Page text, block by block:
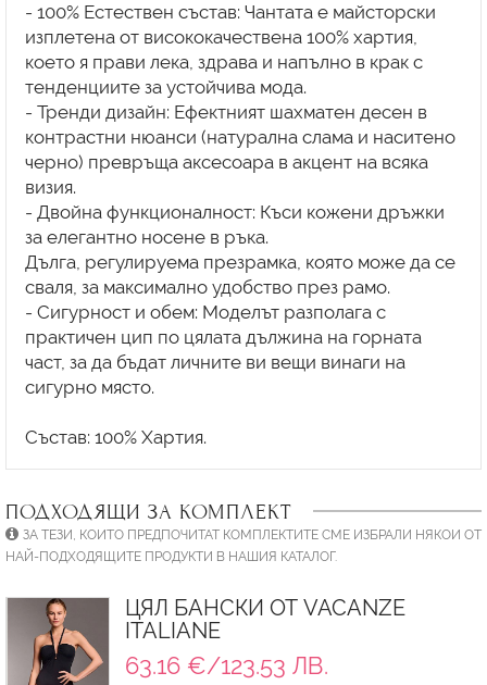
- 100% Естествен състав: Чантата е майсторски
изплетена от висококачествена 100% хартия,
което я прави лека, здрава и напълно в крак с
тенденциите за устойчива мода.
- Тренди дизайн: Ефектният шахматен десен в
контрастни нюанси (натурална слама и наситено
черно) превръща аксесоара в акцент на всяка
визия.
- Двойна функционалност: Къси кожени дръжки
за елегантно носене в ръка.
Дълга, регулируема презрамка, която може да се
сваля, за максимално удобство през рамо.
- Сигурност и обем: Моделът разполага с
практичен цип по цялата дължина на горната
част, за да бъдат личните ви вещи винаги на
сигурно място.
Състав: 100% Хартия.
ПОДХОДЯЩИ ЗА КОМПЛЕКТ
ЗА ТЕЗИ, КОИТО ПРЕДПОЧИТАТ КОМПЛЕКТИТЕ СМЕ ИЗБРАЛИ НЯКОИ ОТ
НАЙ-ПОДХОДЯЩИТЕ ПРОДУКТИ В НАШИЯ КАТАЛОГ.
ЦЯЛ БАНСКИ ОТ VACANZE
ITALIANE
63.16 €/123.53 ЛВ.